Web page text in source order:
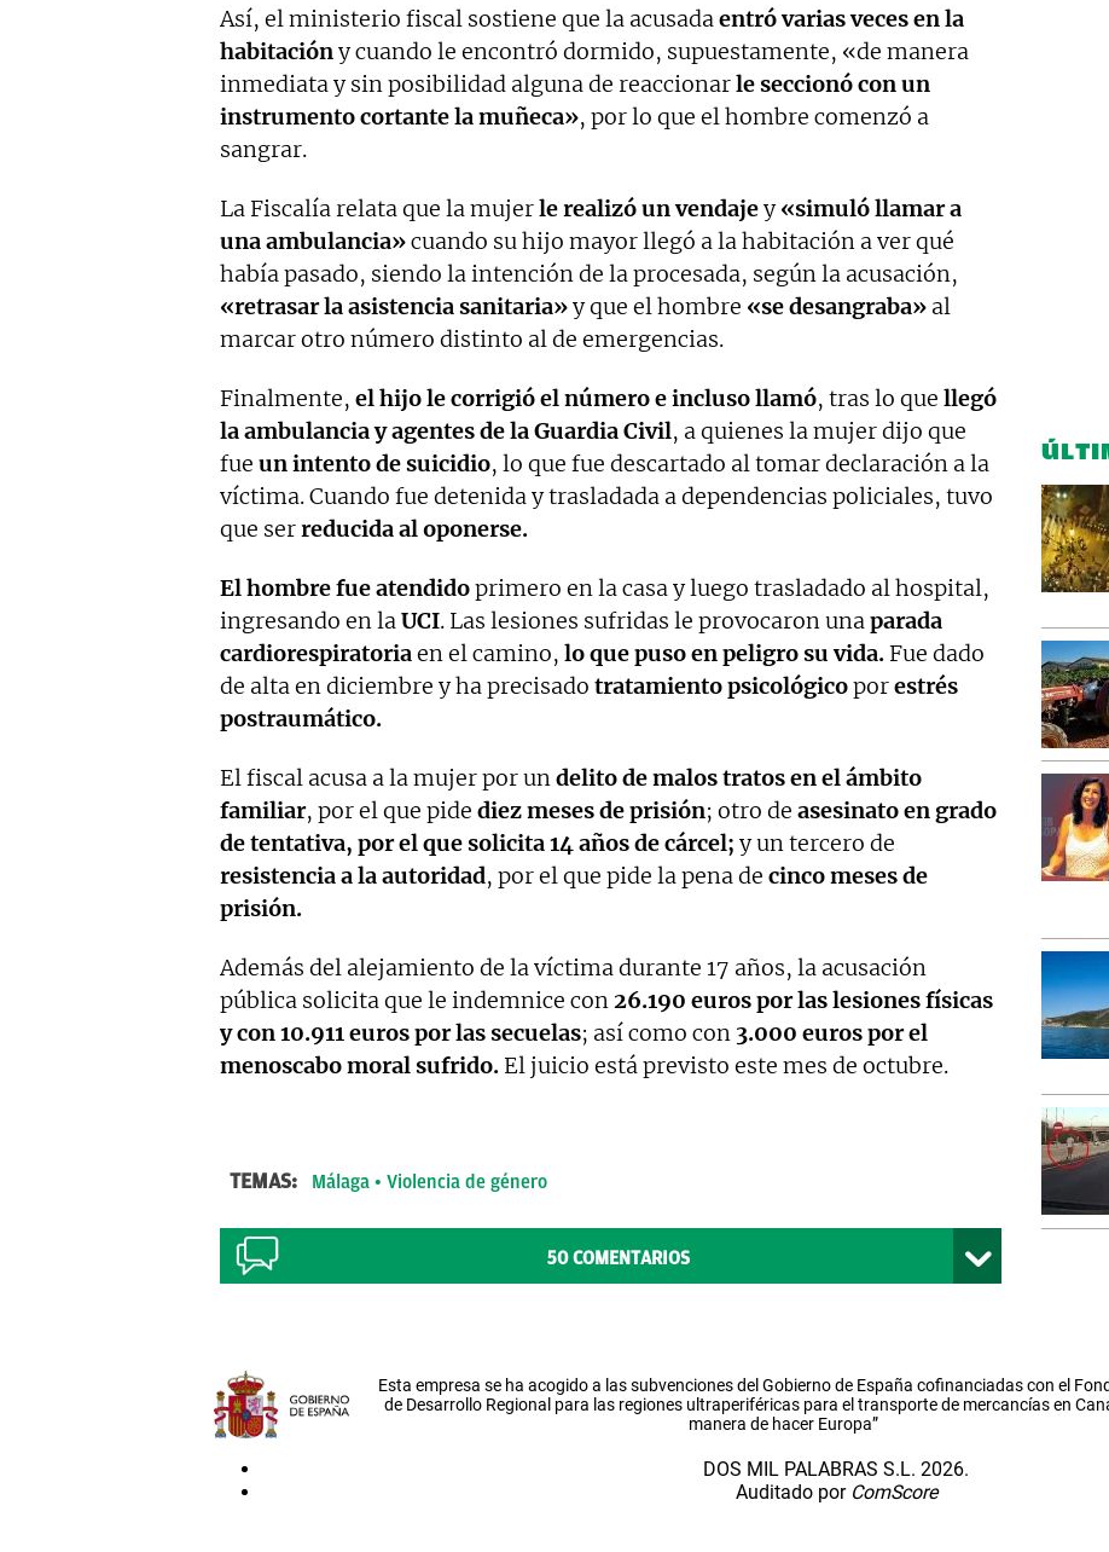
Así, el ministerio fiscal sostiene que la acusadaentró varias veces en la
habitacióny cuando le encontró dormido, supuestamente, «de manera
inmediata y sin posibilidad alguna de reaccionarle seccionó con un
instrumento cortante la muñeca», por lo que el hombre comenzó a
sangrar.
La Fiscalía relata que la mujerle realizó un vendajey«simuló llamar a
una ambulancia»cuando su hijo mayor llegó a la habitación a ver qué
había pasado, siendo la intención de la procesada, según la acusación,
«retrasar la asistencia sanitaria»y que el hombre «se desangraba» al
marcar otro número distinto al de emergencias.
Finalmente, el hijo le corrigió el número e incluso llamó, tras lo que llegó
la ambulancia y agentes de la Guardia Civil, a quienes la mujer dijo que
fue un intento de suicidio, lo que fue descartado al tomar declaración a la
víctima. Cuando fue detenida y trasladada a dependencias policiales, tuvo
que serreducida al oponerse.
El hombre fue atendidoprimero en la casa y luego trasladado al hospital,
ingresando en laUCI. Las lesiones sufridas le provocaron unaparada
cardiorespiratoriaen el camino, lo que puso en peligro su vida.Fue dado
de alta en diciembre y ha precisado tratamiento psicológicoporestrés
postraumático.
El fiscal acusa a la mujer por undelito de malos tratos en el ámbito
familiar, por el que pide diez meses de prisión; otro de asesinato en grado
de tentativa, por el que solicita 14 años de cárcel; y un tercero de
resistencia a la autoridad, por el que pide la pena de cinco meses de
prisión.
Además del alejamiento de la víctima durante 17 años, la acusación
pública solicita que le indemnice con26.190 euros por las lesiones físicas
y con 10.911 euros por las secuelas; así como con 3.000 euros por el
menoscabo moral sufrido. El juicio está previsto este mes de octubre.
TEMAS: Málaga Violencia de género
50COMENTARIOS
Esta empresa se ha acogido a las subvenciones del Gobierno de España cofinanciadas con el
de Desarrollo Regional para las regiones ultraperiféricas para el transporte de mercancías en
manera de hacer Europa”
DOS MIL PALABRAS S.L. 2026.
Auditado por ComScore